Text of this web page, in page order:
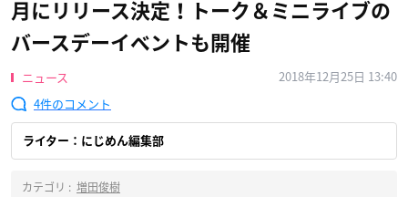
月にリリース決定！トーク＆ミニライブの
バースデーイベントも開催
ニュース
2018年12月25日 13:40
4
ライター：にじめん編集部
カテゴリ : 増田俊樹